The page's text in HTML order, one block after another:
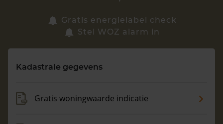
Zoek een woning
Maandag t/m vrijdag - 08:00 -18:00
Gratis energielabel check
Stel WOZ alarm in
Kadastrale gegevens
Gratis woningwaarde indicatie